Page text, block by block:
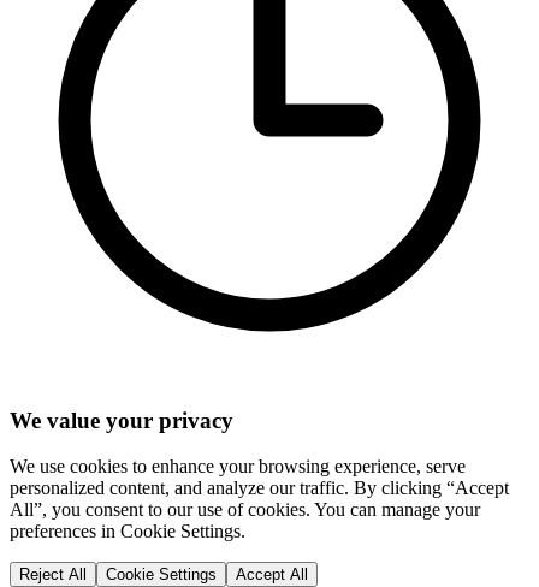
We value your privacy
We use cookies to enhance your browsing experience, serve
personalized content, and analyze our traffic. By clicking “Accept
All”, you consent to our use of cookies. You can manage your
preferences in Cookie Settings.
Reject All Cookie Settings Accept All